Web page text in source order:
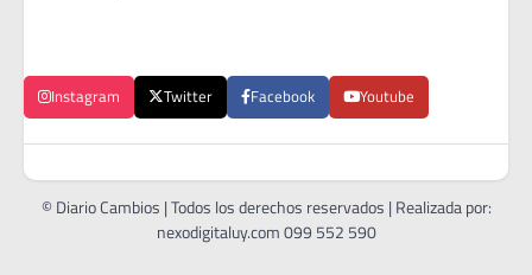
Instagram Twitter Facebook Youtube